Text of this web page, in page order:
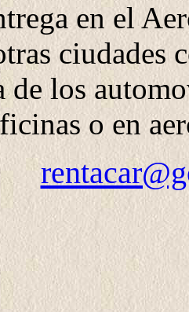
en el
ciudades
de los
o en